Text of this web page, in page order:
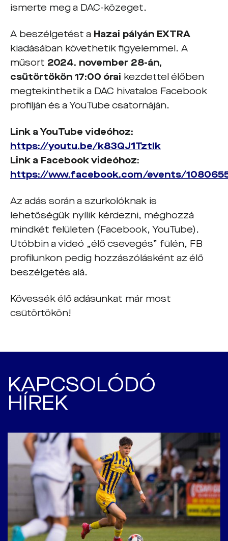
ismerte meg a DAC-közeget.
A beszélgetést a Hazai pályán EXTRA
kiadásában követhetik figyelemmel. A
műsort 2024. november 28-án,
csütörtökön 17:00 órai kezdettel élőben
megtekinthetik a DAC hivatalos Facebook
profilján és a YouTube csatornáján.
Link a YouTube videóhoz:
https://youtu.be/k83QJ1Tztlk
Link a Facebook videóhoz:
https://www.facebook.com/events/
Az adás során a szurkolóknak is
lehetőségük nyílik kérdezni, méghozzá
mindkét felületen (Facebook, YouTube).
Utóbbin a videó „élő csevegés” fülén, FB
profilunkon pedig hozzászólásként az élő
beszélgetés alá.
Kövessék élő adásunkat már most
csütörtökön!
KAPCSOLÓDÓ
HÍREK